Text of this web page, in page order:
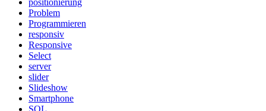
Problem
Programmieren
responsiv
Responsive
Select
server
slider
Slideshow
Smartphone
SQL